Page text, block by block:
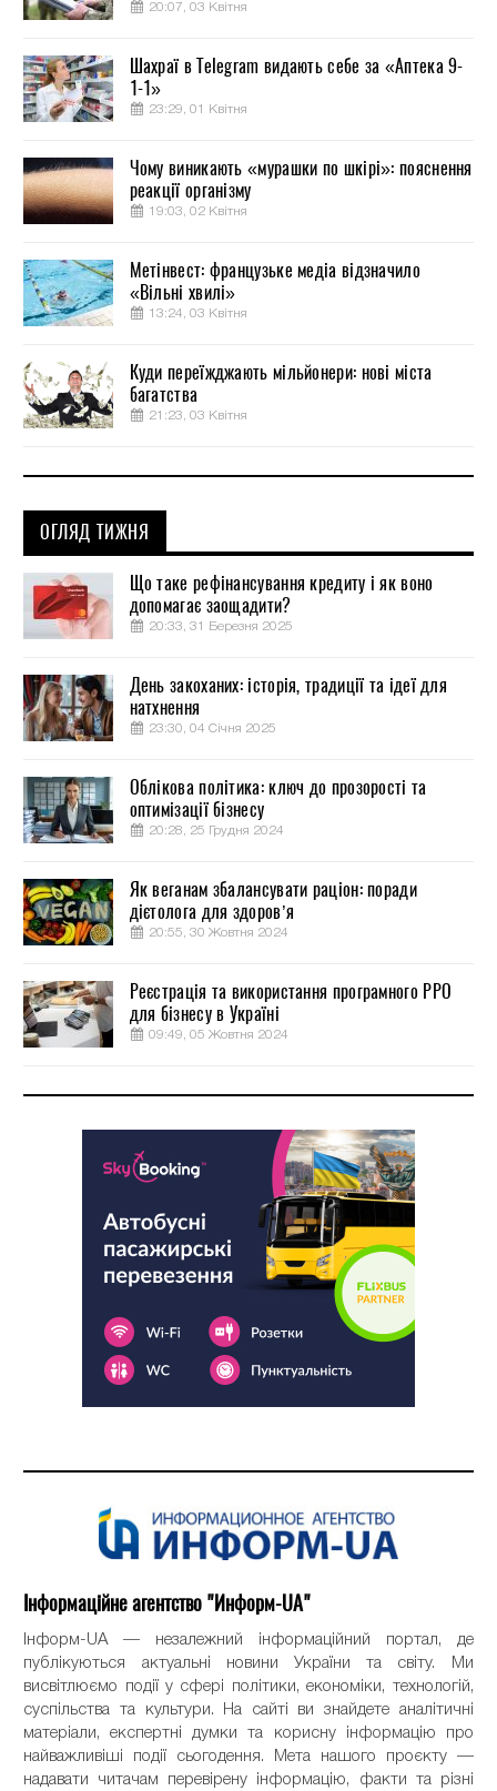
20:07, 03 Квітня
Шахраї в Telegram видають себе за «Аптека 9-
1-1»
23:29, 01 Квітня
Чому виникають «мурашки по шкірі»: пояснення
реакції організму
19:03, 02 Квітня
Метінвест: французьке медіа відзначило
«Вільні хвилі»
13:24, 03 Квітня
Куди переїжджають мільйонери: нові міста
багатства
21:23, 03 Квітня
ОГЛЯД ТИЖНЯ
Що таке рефінансування кредиту і як воно
допомагає заощадити?
20:33, 31 Березня 2025
День закоханих: історія, традиції та ідеї для
натхнення
23:30, 04 Січня 2025
Облікова політика: ключ до прозорості та
оптимізації бізнесу
20:28, 25 Грудня 2024
Як веганам збалансувати раціон: поради
дієтолога для здоров’я
20:55, 30 Жовтня 2024
Реєстрація та використання програмного РРО
для бізнесу в Україні
09:49, 05 Жовтня 2024
Інформаційне агентство "Информ-UA"
Інформ-UA — незалежний інформаційний портал, де
публікуються актуальні новини України та світу. Ми
висвітлюємо події у сфері політики, економіки, технологій,
суспільства та культури. На сайті ви знайдете аналітичні
матеріали, експертні думки та корисну інформацію про
найважливіші події сьогодення. Мета нашого проєкту —
надавати читачам перевірену інформацію, факти та різні